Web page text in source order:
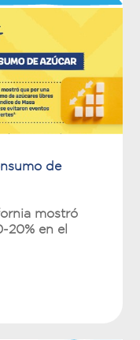
de
mostró
20% en el